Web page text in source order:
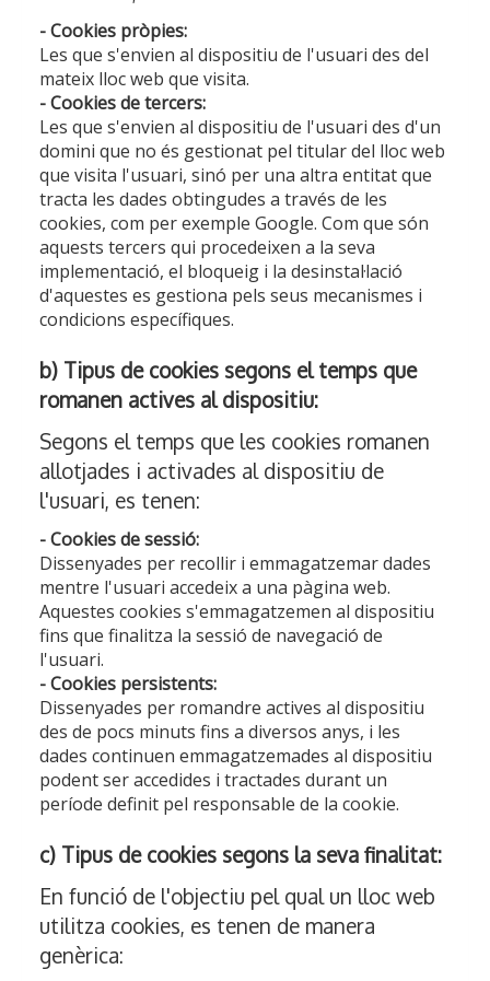
- Cookies pròpies:
Les que s'envien al dispositiu de l'usuari des del
mateix lloc web que visita.
- Cookies de tercers:
Les que s'envien al dispositiu de l'usuari des d'un
domini que no és gestionat pel titular del lloc web
que visita l'usuari, sinó per una altra entitat que
tracta les dades obtingudes a través de les
cookies, com per exemple Google. Com que són
aquests tercers qui procedeixen a la seva
implementació, el bloqueig i la desinstal·lació
d'aquestes es gestiona pels seus mecanismes i
condicions específiques.
b) Tipus de cookies segons el temps que
romanen actives al dispositiu:
Segons el temps que les cookies romanen
allotjades i activades al dispositiu de
l'usuari, es tenen:
- Cookies de sessió:
Dissenyades per recollir i emmagatzemar dades
mentre l'usuari accedeix a una pàgina web.
Aquestes cookies s'emmagatzemen al dispositiu
fins que finalitza la sessió de navegació de
l'usuari.
- Cookies persistents:
Dissenyades per romandre actives al dispositiu
des de pocs minuts fins a diversos anys, i les
dades continuen emmagatzemades al dispositiu
podent ser accedides i tractades durant un
període definit pel responsable de la cookie.
c) Tipus de cookies segons la seva finalitat:
En funció de l'objectiu pel qual un lloc web
utilitza cookies, es tenen de manera
genèrica: